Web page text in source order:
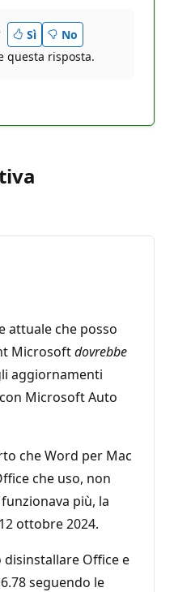
Sì
No
questa risposta.
attuale che posso
Microsoftdovrebbe
aggiornamenti
Microsoft Auto
che Word per Mac
che uso, non
più, la
ottobre 2024.
Office e
seguendo le